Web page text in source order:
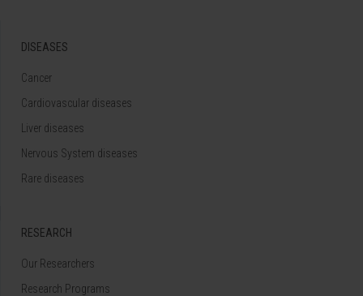
DISEASES
Cancer
Cardiovascular diseases
Liver diseases
Nervous System diseases
Rare diseases
RESEARCH
Our Researchers
Research Programs